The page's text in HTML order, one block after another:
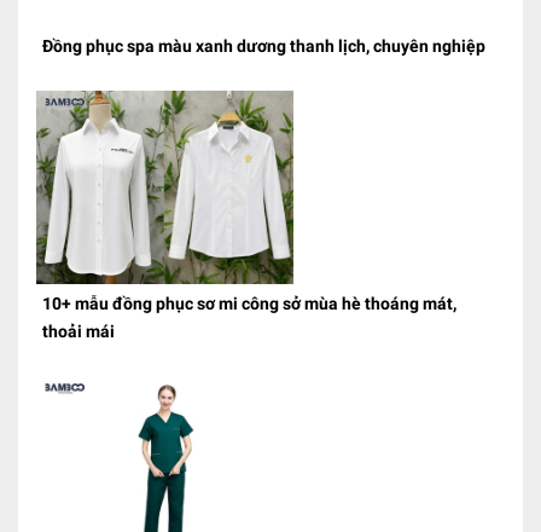
Đồng phục spa màu xanh dương thanh lịch, chuyên nghiệp
10+ mẫu đồng phục sơ mi công sở mùa hè thoáng mát,
thoải mái